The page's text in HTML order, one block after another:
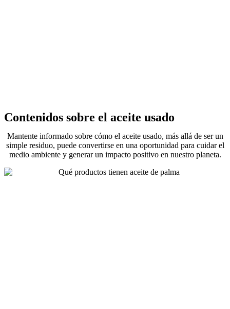
Contenidos sobre el aceite usado
Mantente informado sobre cómo el aceite usado, más allá de ser un
simple residuo, puede convertirse en una oportunidad para cuidar el
medio ambiente y generar un impacto positivo en nuestro planeta.